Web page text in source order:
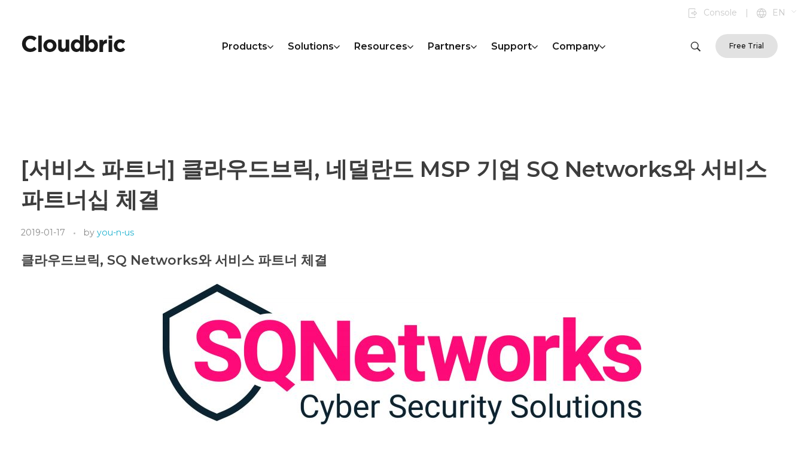
Console | EN
Products Solutions Resources Partners Support Company Free Trial
[서비스 파트너] 클라우드브릭, 네덜란드 MSP 기업 SQ Networks와 서비스
파트너십 체결
2019-01-17 by you-n-us
클라우드브릭, SQ Networks와 서비스 파트너 체결